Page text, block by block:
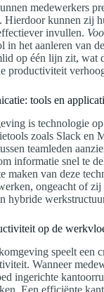
medewerkers
Hierdoor kunnen zij
invullen.
in het aanleren van
op één lijn zit, wat
productiviteit
tools en
is technologie
zoals Slack en
teamleden
informatie snel te
maken van deze
ongeacht of
hybride
op de
speelt een
Wanneer
ingerichte
Een efficiënte